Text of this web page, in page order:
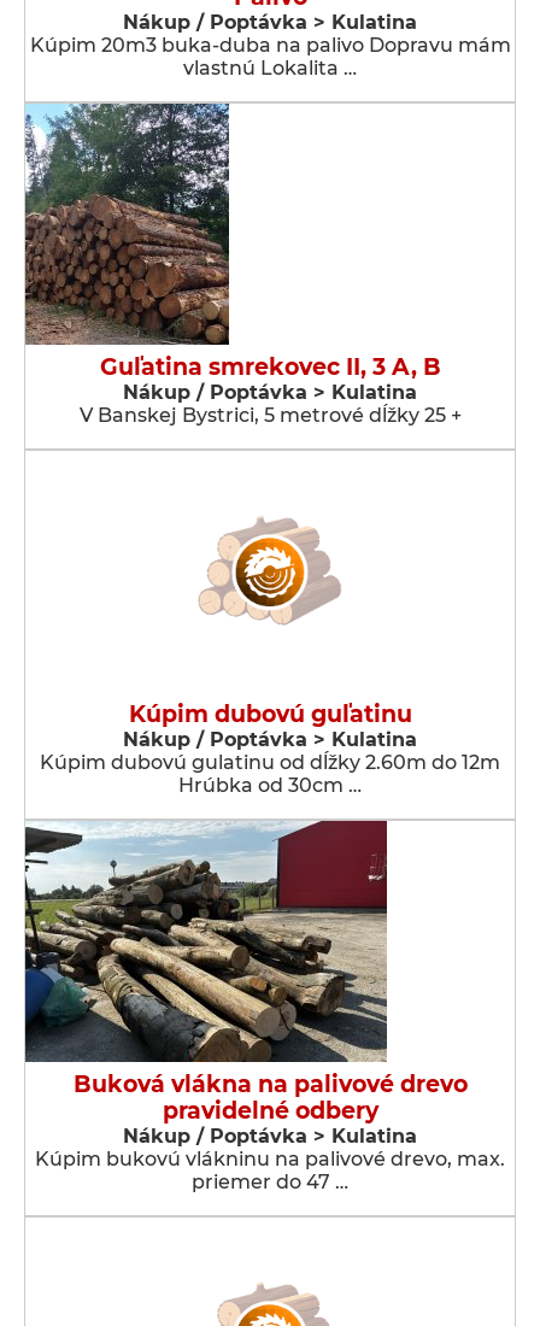
Nákup / Poptávka > Kulatina
Kúpim 20m3 buka-duba na palivo Dopravu mám
vlastnú Lokalita …
Guľatina smrekovec II, 3 A, B
Nákup / Poptávka > Kulatina
V Banskej Bystrici, 5 metrové dĺžky 25 +
Kúpim dubovú guľatinu
Nákup / Poptávka > Kulatina
Kúpim dubovú gulatinu od dĺžky 2.60m do 12m
Hrúbka od 30cm …
Buková vlákna na palivové drevo
pravidelné odbery
Nákup / Poptávka > Kulatina
Kúpim bukovú vlákninu na palivové drevo, max.
priemer do 47 …